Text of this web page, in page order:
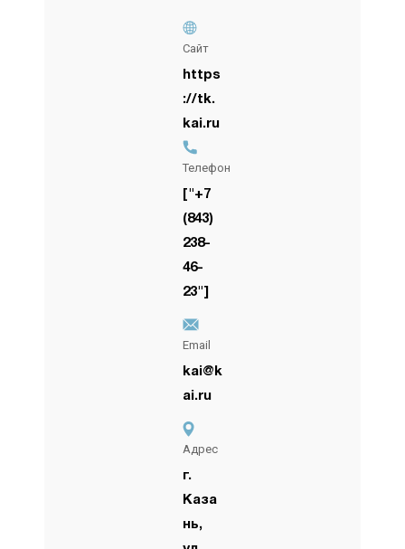
Сайт
https
://tk.
kai.ru
Телефон
["+7
(843)
238-
46-
23"]
Email
kai@k
ai.ru
Адрес
г.
Каза
нь,